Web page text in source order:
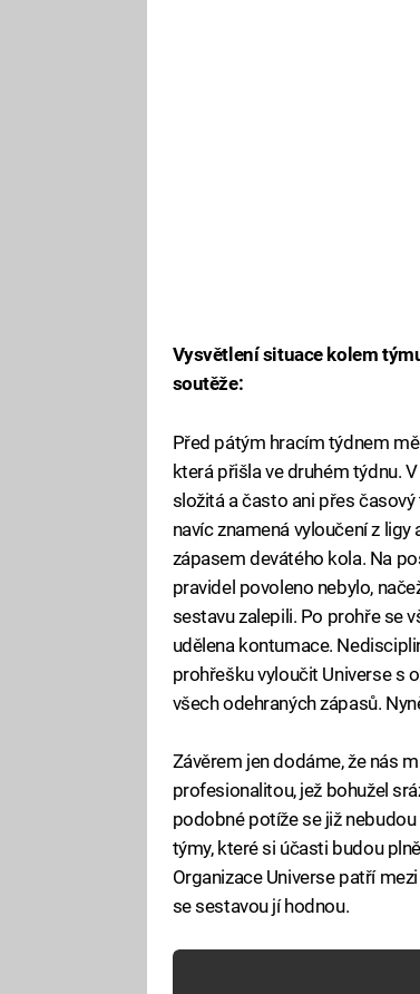
Vysvětlení situace kolem
soutěže:
Před pátým hracím týdnem
která přišla ve druhém týdnu.
složitá a často ani přes
navíc znamená vyloučení z
zápasem devátého kola. Na
pravidel povoleno nebylo,
sestavu zalepili. Po prohře se
udělena kontumace.
prohřešku vyloučit Universe s
všech odehraných zápasů.
Závěrem jen dodáme, že nás
profesionalitou, jež bohužel
podobné potíže se již
týmy, které si účasti budou
Organizace Universe patří
se sestavou jí hodnou.